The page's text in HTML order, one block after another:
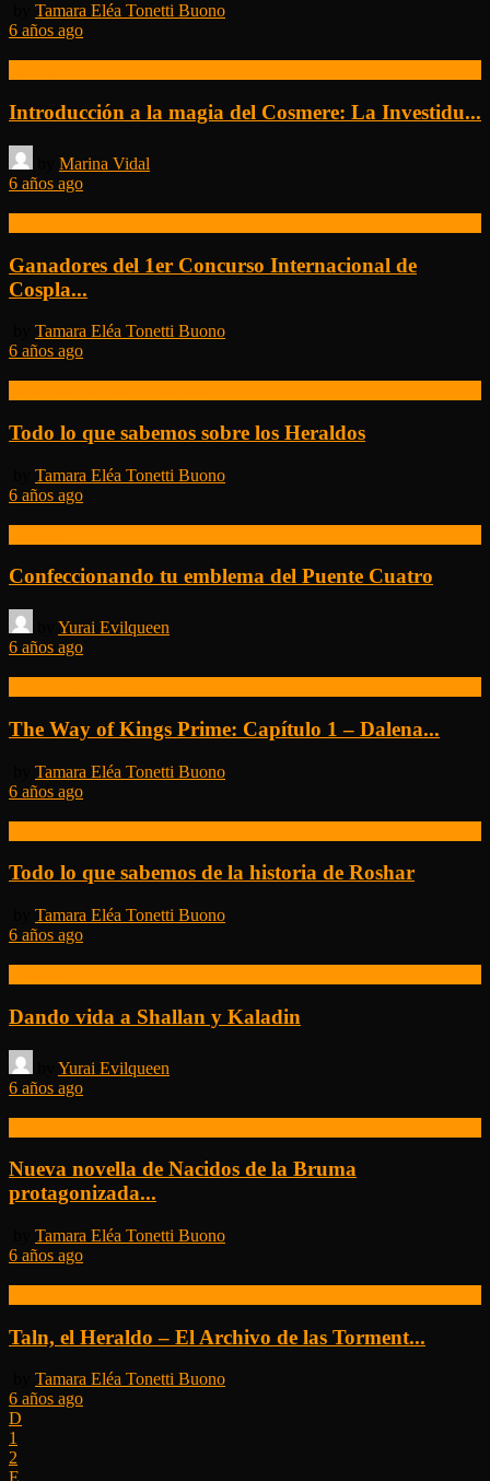
Tamara Eléa Tonetti Buono
6 años ago
Introducción a la magia del Cosmere: La Investidu...
Marina Vidal
6 años ago
Ganadores del 1er Concurso Internacional de
Cospla...
Tamara Eléa Tonetti Buono
6 años ago
Todo lo que sabemos sobre los Heraldos
Tamara Eléa Tonetti Buono
6 años ago
Confeccionando tu emblema del Puente Cuatro
Yurai Evilqueen
6 años ago
The Way of Kings Prime: Capítulo 1 – Dalena...
Tamara Eléa Tonetti Buono
6 años ago
Todo lo que sabemos de la historia de Roshar
Tamara Eléa Tonetti Buono
6 años ago
Dando vida a Shallan y Kaladin
Yurai Evilqueen
6 años ago
Nueva novella de Nacidos de la Bruma
protagonizada...
Tamara Eléa Tonetti Buono
6 años ago
Taln, el Heraldo – El Archivo de las Torment...
Tamara Eléa Tonetti Buono
6 años ago
1
2